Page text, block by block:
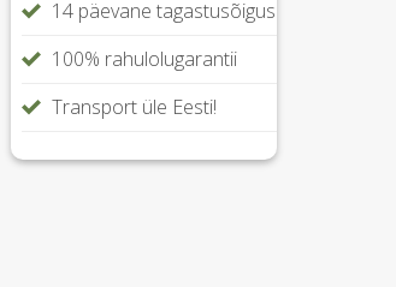
14 päevane tagastusõigus
100% rahulolugarantii
Transport üle Eesti!